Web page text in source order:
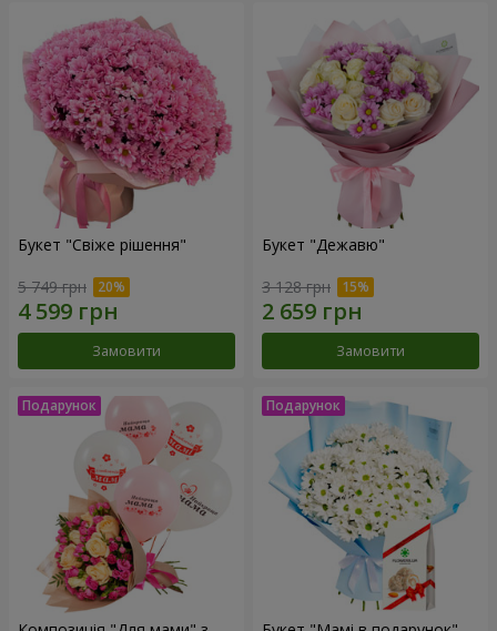
Букет "Свіже рішення"
5 749 грн
Замовити
Букет "Дежавю"
3 128 грн
Замовити